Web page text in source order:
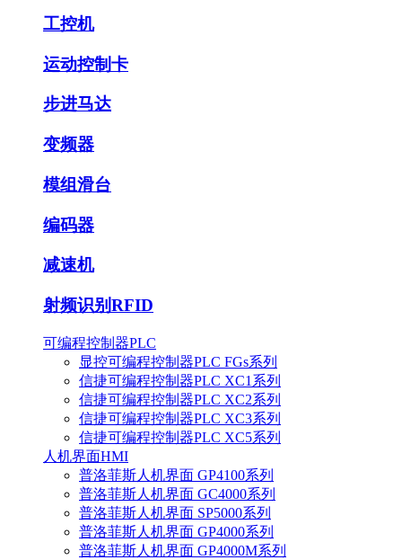
工控机
运动控制卡
步进马达
变频器
模组滑台
编码器
减速机
射频识别RFID
可编程控制器PLC
显控可编程控制器PLC FGs系列
信捷可编程控制器PLC XC1系列
信捷可编程控制器PLC XC2系列
信捷可编程控制器PLC XC3系列
信捷可编程控制器PLC XC5系列
人机界面HMI
普洛菲斯人机界面 GP4100系列
普洛菲斯人机界面 GC4000系列
普洛菲斯人机界面 SP5000系列
普洛菲斯人机界面 GP4000系列
普洛菲斯人机界面 GP4000M系列